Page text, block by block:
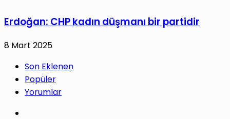
Erdoğan: CHP kadın düşmanı bir partidir
8 Mart 2025
Son Eklenen
Popüler
Yorumlar